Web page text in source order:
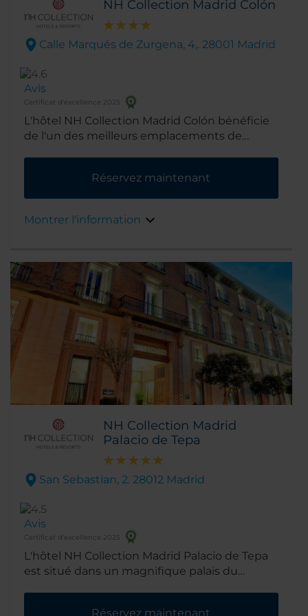
NH Collection Madrid Colón
Calle Marqués de Zurgena, 4,. 28001 Madrid
Avis
Certificat d'excellence 2025
L'hôtel NH Collection Madrid Colón bénéficie
de l'un des meilleurs emplacements de
magasins du « Mille d'or » et des meilleurs
musées et galeries de la ville.
Réservez maintenant
Montrer l'information
NH Collection Madrid
Palacio de Tepa
San Sebastian, 2. 28012 Madrid
Avis
Certificat d'excellence 2025
L'hôtel NH Collection Madrid Palacio de Tepa
est situé dans un magnifique palais du
Réservez maintenant